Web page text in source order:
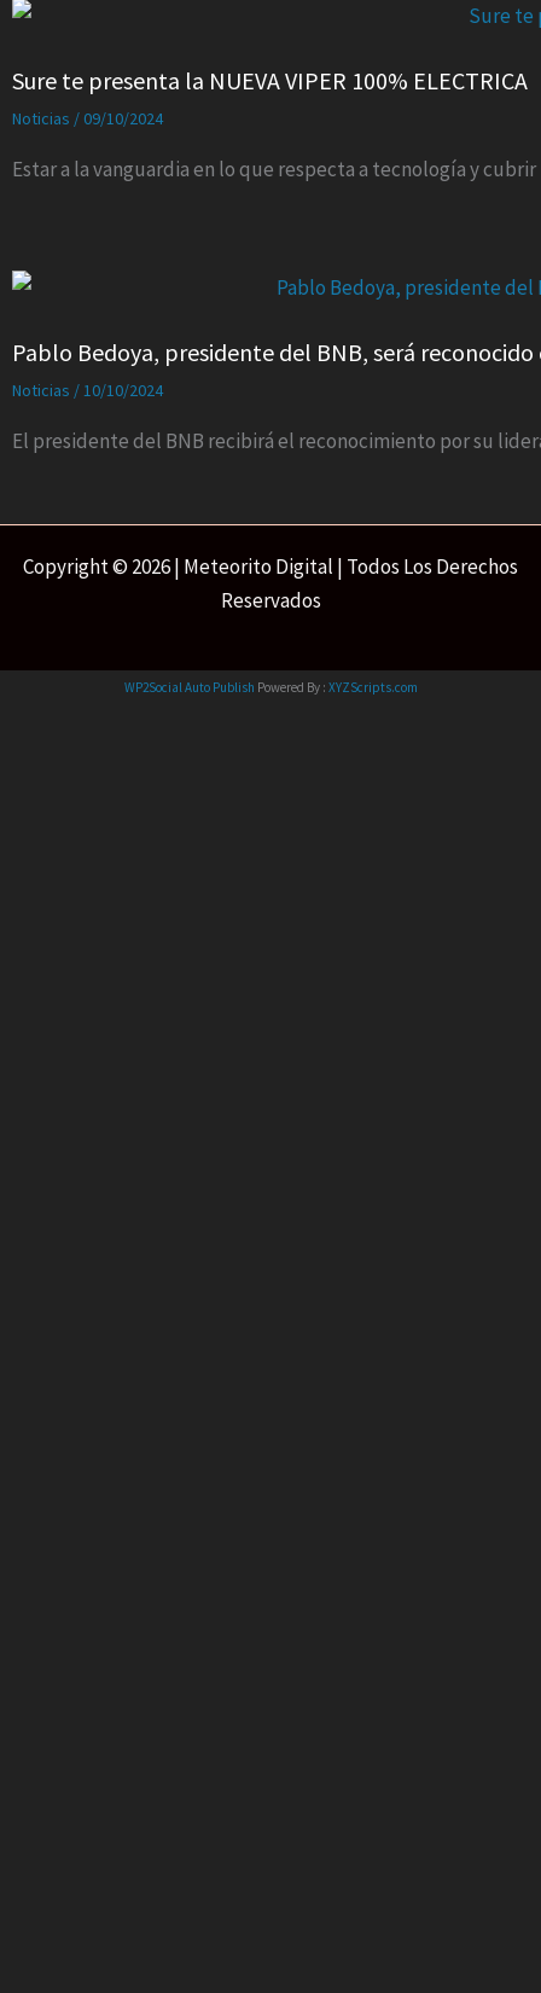
Sure te presenta la NUEVA VIPER 100% ELECTRICA
Noticias / 09/10/2024
Estar a la vanguardia en lo que respecta a tecnología y
Pablo Bedoya, presidente del BNB, será
Noticias /10/10/2024
El presidente del BNB recibirá el reconocimiento por su
Copyright © 2026 | Meteorito Digital | Todos Los Derechos
Reservados
WP2Social Auto Publish Powered By : XYZScripts.com